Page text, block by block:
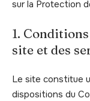
sur la Protection
1.
site et des
Le site constitue
dispositions du